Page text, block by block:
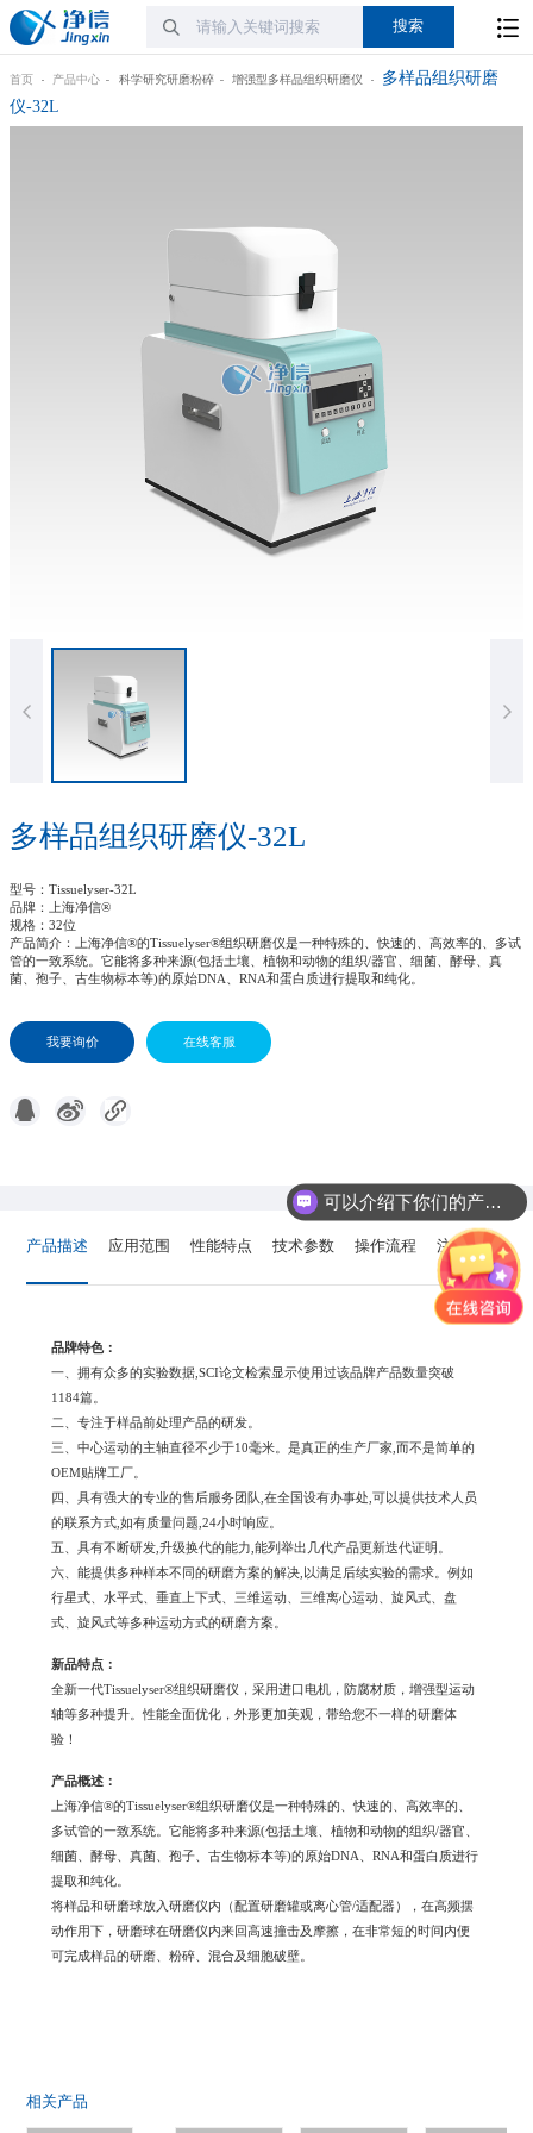
首页 产品中心 科学研究研磨粉碎 增强型多样品组织研磨仪
多样品组织研磨
仪-32L
多样品组织研磨仪-32L
型号 ：Tissuelyser-32L
品牌 ：上海净信®
规格 ：32位
产品简介 ：上海净信®的Tissuelyser®组织研磨仪是一种特殊的、快速的、高效率的、多试
管的一致系统。它能将多种来源(包括土壤、植物和动物的组织/器官、细菌、酵母、真
菌、孢子、古生物标本等)的原始DNA、RNA和蛋白质进行提取和纯化。
我要询价 在线客服
产品描述 应用范围 性能特点 技术参数 操作流程 注意事项
品牌特色：
一、拥有众多的实验数据,SCI论文检索显示使用过该品牌产品数量突破
1184篇。
二、专注于样品前处理产品的研发。
三、中心运动的主轴直径不少于10毫米。是真正的生产厂家,而不是简单的
OEM贴牌工厂。
四、具有强大的专业的售后服务团队,在全国设有办事处,可以提供技术人员
的联系方式,如有质量问题,24小时响应。
五、具有不断研发,升级换代的能力,能列举出几代产品更新迭代证明。
六、能提供多种样本不同的研磨方案的解决,以满足后续实验的需求。例如
行星式、水平式、垂直上下式、三维运动、三维离心运动、旋风式、盘
式、旋风式等多种运动方式的研磨方案。
新品特点：
全新一代Tissuelyser®组织研磨仪，采用进口电机，防腐材质，增强型运动
轴等多种提升。性能全面优化，外形更加美观，带给您不一样的研磨体
验！
产品概述：
上海净信®的Tissuelyser®组织研磨仪是一种特殊的、快速的、高效率的、
多试管的一致系统。它能将多种来源(包括土壤、植物和动物的组织/器官、
细菌、酵母、真菌、孢子、古生物标本等)的原始DNA、RNA和蛋白质进行
提取和纯化。
将样品和研磨球放入研磨仪内（配置研磨罐或离心管/适配器），在高频摆
动作用下，研磨球在研磨仪内来回高速撞击及摩擦，在非常短的时间内便
可完成样品的研磨、粉碎、混合及细胞破壁。
相关产品
可以介绍下你们的产品么?
你们的产品怎么收费的呢?